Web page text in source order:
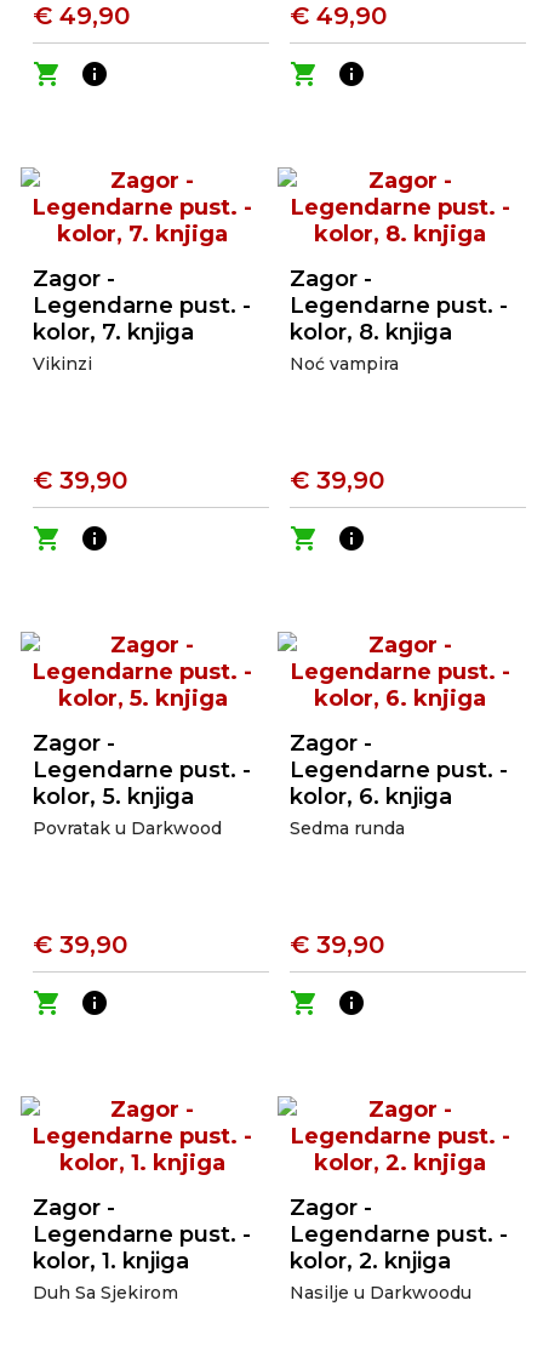
€ 49,90
shopping_cart
info
€ 49,90
shopping_cart
info
Zagor -
Legendarne pust. -
kolor, 7. knjiga
Vikinzi
€ 39,90
shopping_cart
info
Zagor -
Legendarne pust. -
kolor, 8. knjiga
Noć vampira
€ 39,90
shopping_cart
info
Zagor -
Legendarne pust. -
kolor, 5. knjiga
Povratak u Darkwood
€ 39,90
shopping_cart
info
Zagor -
Legendarne pust. -
kolor, 6. knjiga
Sedma runda
€ 39,90
shopping_cart
info
Zagor -
Legendarne pust. -
kolor, 1. knjiga
Duh Sa Sjekirom
Zagor -
Legendarne pust. -
kolor, 2. knjiga
Nasilje u Darkwoodu